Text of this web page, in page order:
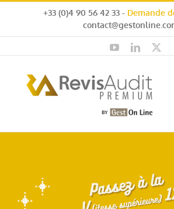
+33 (0)4 90 56 42 33 - Demande
X
LinkedIn
YouTube